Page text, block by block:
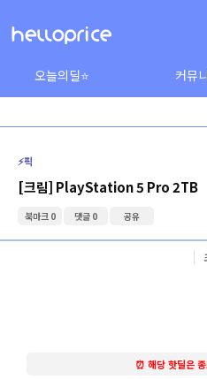
오늘의딜⭐ 커뮤
⚡️픽
[크림] PlayStation 5 Pro 2TB
북마크 0 댓글 0 공유
⏰ 해당 핫딜은